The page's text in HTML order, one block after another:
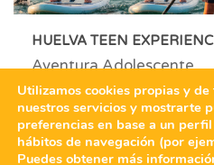
HUELVA TEEN
Aventura Adolescente
Utilizamos cookies propias y
nuestros servicios y mostrarte
preferencias en base a un
hábitos de navegación (por
Puedes obtener más